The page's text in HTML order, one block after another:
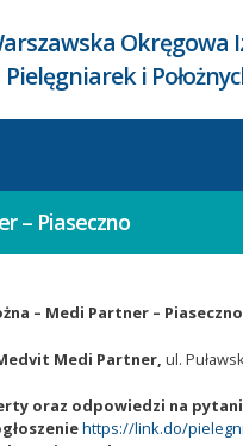
Okręgowa
Pielęgniarek i
– Piaseczno
– Medi Partner – Piaseczno
Medi Partner, ul.
oraz odpowiedzi na
https://link.do/